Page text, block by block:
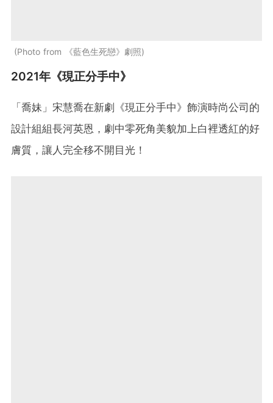
Photo from 《藍色生死戀》劇照
2021年《現正分手中》
「喬妹」宋慧喬在新劇《現正分手中》飾演時尚公司的
設計組組長河英恩，劇中零死角美貌加上白裡透紅的好
膚質，讓人完全移不開目光！